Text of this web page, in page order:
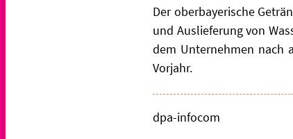
Der oberbayerische
und Auslieferung von
dem Unternehmen nach
Vorjahr.
dpa-infocom